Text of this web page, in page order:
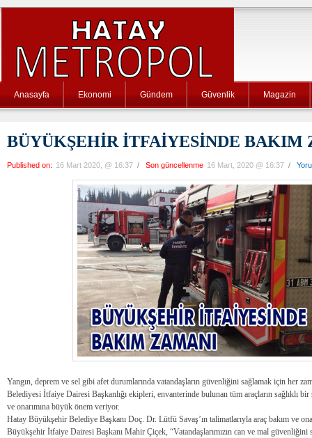
Anasayfa Ekonomi Gündem Güvenlik Magazin
BÜYÜKŞEHİR İTFAİYESİNDE BAKIM
Published on: 16 Mart 2020, @ 16:37 / Son güncellenme 16 Mart, 2020 @ 16:37 /
Yangın, deprem ve sel gibi afet durumlarında vatandaşların güvenliğini sağlamak için her
Belediyesi İtfaiye Dairesi Başkanlığı ekipleri, envanterinde bulunan tüm araçların sağlıklı
ve onarımına büyük önem veriyor.
Hatay Büyükşehir Belediye Başkanı Doç. Dr. Lütfü Savaş’ın talimatlarıyla araç bakım ve
Büyükşehir İtfaiye Dairesi Başkanı Mahir Çiçek, “Vatandaşlarımızın can ve mal